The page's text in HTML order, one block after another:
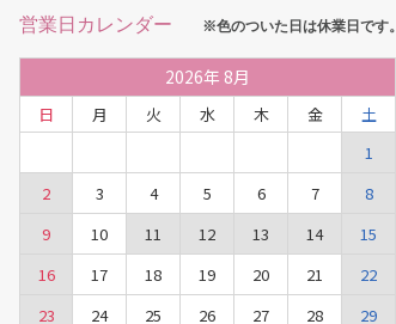
営業日カレンダー ※色のついた日は休業日です。
2026年 8月
日 月 火 水 木 金
土
1
2
3 4 5 6 7
8
9
10 11 12 13 14
15
16
17 18 19 20 21
22
23
24 25 26 27 28 29